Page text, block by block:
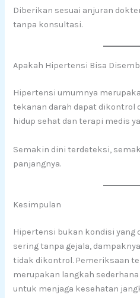
Diberikan sesuai anjuran
tanpa konsultasi.
Apakah Hipertensi Bisa
Hipertensi umumnya
tekanan darah dapat dikontrol
hidup sehat dan terapi medis
Semakin dini terdeteksi,
panjangnya.
Kesimpulan
Hipertensi bukan kondisi yang
sering tanpa gejala,
tidak dikontrol. Pemeriksaan
merupakan langkah
untuk menjaga kesehatan